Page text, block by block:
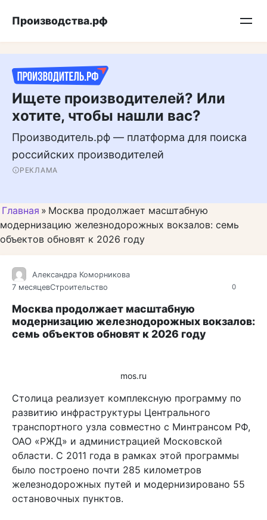
Подписывайтесь на нас в MAX
Производства.рф
Ищете производителей? Или
хотите, чтобы нашли вас?
Производитель.рф — платформа для поиска
российских производителей
РЕКЛАМА
Главная » Москва продолжает масштабную
модернизацию железнодорожных вокзалов: семь
объектов обновят к 2026 году
0
Александра Коморникова
7 месяцевСтроительство
Москва продолжает масштабную
модернизацию железнодорожных вокзалов:
семь объектов обновят к 2026 году
mos.ru
Столица реализует комплексную программу по
развитию инфраструктуры Центрального
транспортного узла совместно с Минтрансом РФ,
ОАО «РЖД» и администрацией Московской
области. С 2011 года в рамках этой программы
было построено почти 285 километров
железнодорожных путей и модернизировано 55
остановочных пунктов.